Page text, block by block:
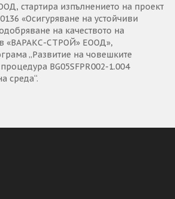
стартира изпълнението на проект
«Осигуряване на устойчиви
на качеството на
«ВАРАКС-СТРОЙ» ЕООД»,
„Развитие на човешките
BG05SFPR002-1.004
среда“.